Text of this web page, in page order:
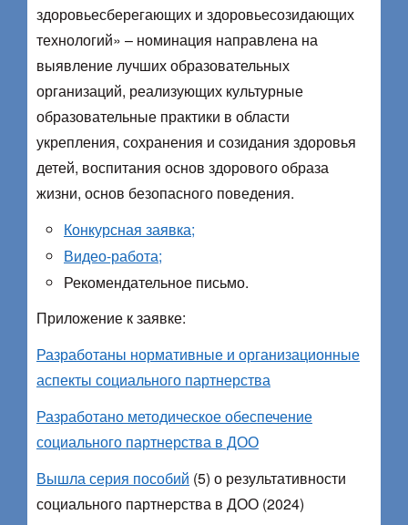
здоровьесберегающих и здоровьесозидающих
технологий» – номинация направлена на
выявление лучших образовательных
организаций, реализующих культурные
образовательные практики в области
укрепления, сохранения и созидания здоровья
детей, воспитания основ здорового образа
жизни, основ безопасного поведения.
Конкурсная заявка;
Видео-работа;
Рекомендательное письмо.
Приложение к заявке:
Разработаны нормативные и организационные
аспекты социального партнерства
Разработано методическое обеспечение
социального партнерства в ДОО
Вышла серия пособий (5) о результативности
социального партнерства в ДОО (2024)